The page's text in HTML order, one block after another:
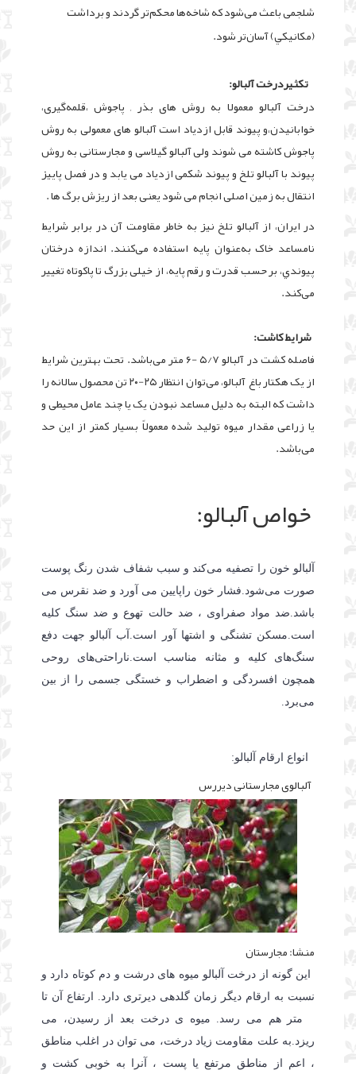
شلجمى باعث مى‌شود که شاخه‌ها محکم‌تر گردند و برداشت
(مکانيکي) آسان‌تر شود.
تکثیردرخت آلبالو:
درختآلبالو معمولا به روش های بذر , پاجوش ،قلمه‌گيرى،
خوابانيدن،و پیوند قابل ازدیاد است آلبالو های معمولی به روش
پاجوش کاشته می شوند ولی آلبالو گیلاسی و مجارستانی به روش
پیوند با آلبالو تلخ و پیوند شکمی ازدیاد می یابد و در فصل پاییز
انتقال به زمین اصلی انجام می شود یعنی بعد از ریزش برگ ها .
در ايران، از آلبالو تلخ نيز به خاطر مقاومت آن در برابر شرايط
نامساعد خاک به‌عنوان پايه استفاده مى‌کنند. اندازه درختان
پيوندي، بر حسب قدرت و رقم پايه، از خيلى بزرگ تا پاکوتاه تغيير
مى‌کند.
شرايط کاشت:
فاصله کشت در آلبالو ۵/۷ -۶ متر مى‌‌باشد. تحت بهترين شرايط
از يک هکتار باغ
آلبالو، مى‌توان انتظار ۲۵-۲۰ تن محصول سالانه را
داشت که البته به دليل مساعد نبودن يک يا چند عامل محيطى و
يا زراعى مقدار ميوه توليد شده معمولاً بسيار کمتر از اين حد
مى‌باشد.
خواص آلبالو:
آلبالو خون را تصفیه می‌کند و سبب شفاف شدن رنگ پوست
صورت می‌شود.فشار خون راپایین می آورد و ضد نقرس می
باشد.ضد مواد صفراوی ، ضد حالت تهوع و ضد سنگ کلیه
است.مسکن تشنگی و اشتها آور است. آب آلبالو جهت دفع
سنگ‌های کلیه و مثانه مناسب است.ناراحتی‌های روحی
همچون افسردگی و اضطراب و خستگی جسمی را از بین
می‌برد.
انواع ارقام آلبالو:
آلبالوی مجارستانی دیررس
منشا: مجارستان
این گونه از درخت آلبالو میوه های درشت و دم کوتاه دارد و
نسبت به ارقام دیگر زمان گلدهی دیرتری دارد. ارتفاع آن تا
8 متر هم می رسد. میوه ی درخت بعد از رسیدن، می
ریزد.به علت مقاومت زیاد درخت، می توان در اغلب مناطق
، اعم از مناطق مرتفع یا پست ، آنرا به خوبی کشت و